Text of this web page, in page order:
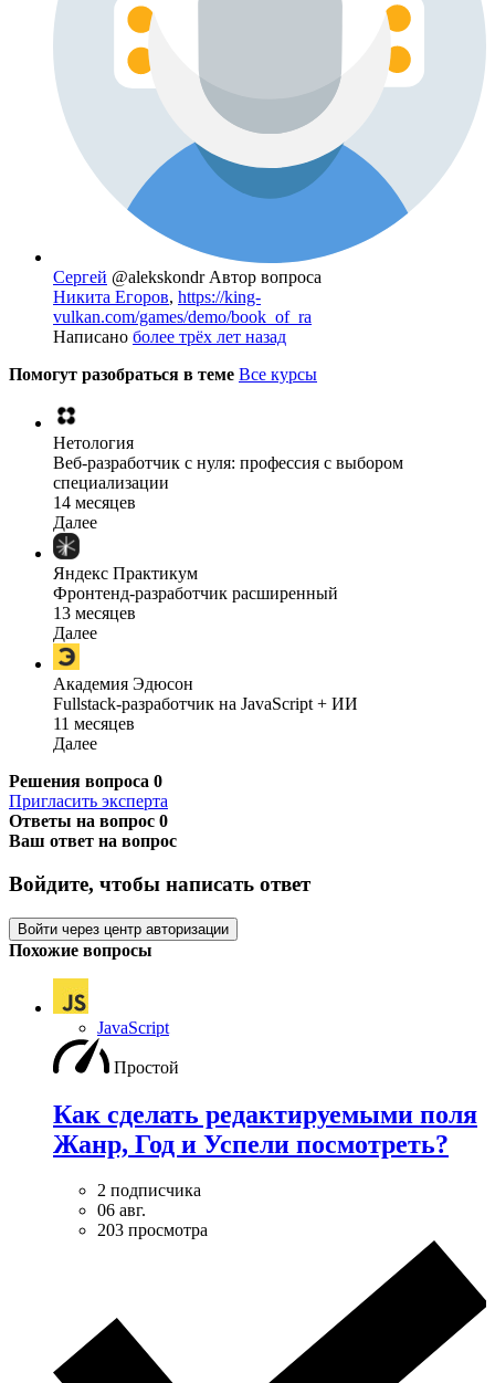
Сергей @alekskondr Автор вопроса
Никита Егоров, https://king-
vulkan.com/games/demo/book_of_ra
Написано более трёх лет назад
Помогут разобраться в теме Все курсы
Нетология
Веб-разработчик с нуля: профессия с выбором
специализации
14 месяцев
Далее
Яндекс Практикум
Фронтенд-разработчик расширенный
13 месяцев
Далее
Академия Эдюсон
Fullstack-разработчик на JavaScript + ИИ
11 месяцев
Далее
Решения вопроса 0
Пригласить эксперта
Ответы на вопрос 0
Ваш ответ на вопрос
Войдите, чтобы написать ответ
Войти через центр авторизации
Похожие вопросы
JavaScript
Простой
Как сделать редактируемыми поля
Жанр, Год и Успели посмотреть?
2 подписчика
06 авг.
203 просмотра